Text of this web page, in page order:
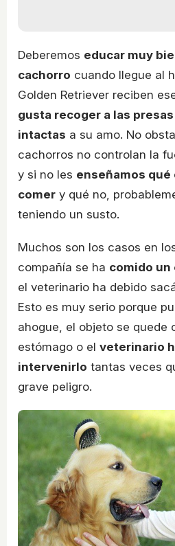
Deberemos educar muy
cachorro cuando llegue al
Golden Retriever reciben
gusta recoger a las
intactas a su amo. No
cachorros no controlan la
y si no les enseñamos qué
comer y qué no,
teniendo un susto.
Muchos son los casos en
compañía se ha comido un
el veterinario ha debido
Esto es muy serio porque
ahogue, el objeto se quede
estómago o el veterinario
intervenirlo tantas veces
grave peligro.